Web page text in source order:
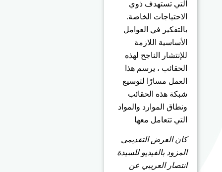
التي تستهدف ذوي
الاحتياجات الخاصة.
بالتفكير في العوامل
الأساسية اللازمة
للإنتشار الناجح لهذه
الحقائب ، يرسم هذا
العمل مسارًا لتوسيع
شبكة هذه الحقائب
ونطاق الموارد والمواد
التي تتعامل معها
كان العرض التقديمى
المزود بالفيديو للسيدة
انتصار العريبي عن